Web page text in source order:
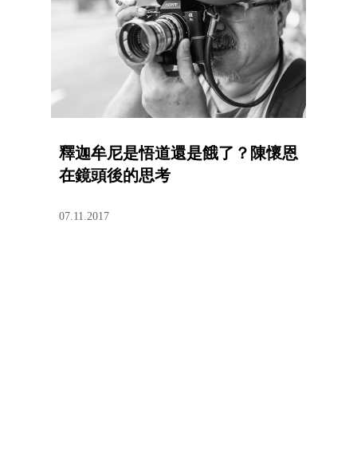
釋迦牟尼是悟道還是餓了？陳懷恩
在鏡頭後的思考
07.11.2017